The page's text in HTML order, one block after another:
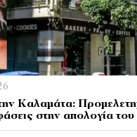
Καλαμάτα:
στην απολογία